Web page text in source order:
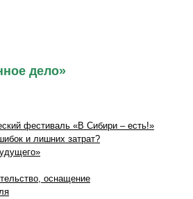
дело»
фестиваль «В Сибири – есть!»
и лишних затрат?
оснащение